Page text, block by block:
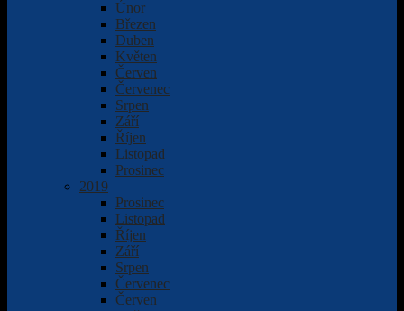
Únor
Březen
Duben
Květen
Červen
Červenec
Srpen
Září
Říjen
Listopad
Prosinec
2019
Prosinec
Listopad
Říjen
Září
Srpen
Červenec
Červen